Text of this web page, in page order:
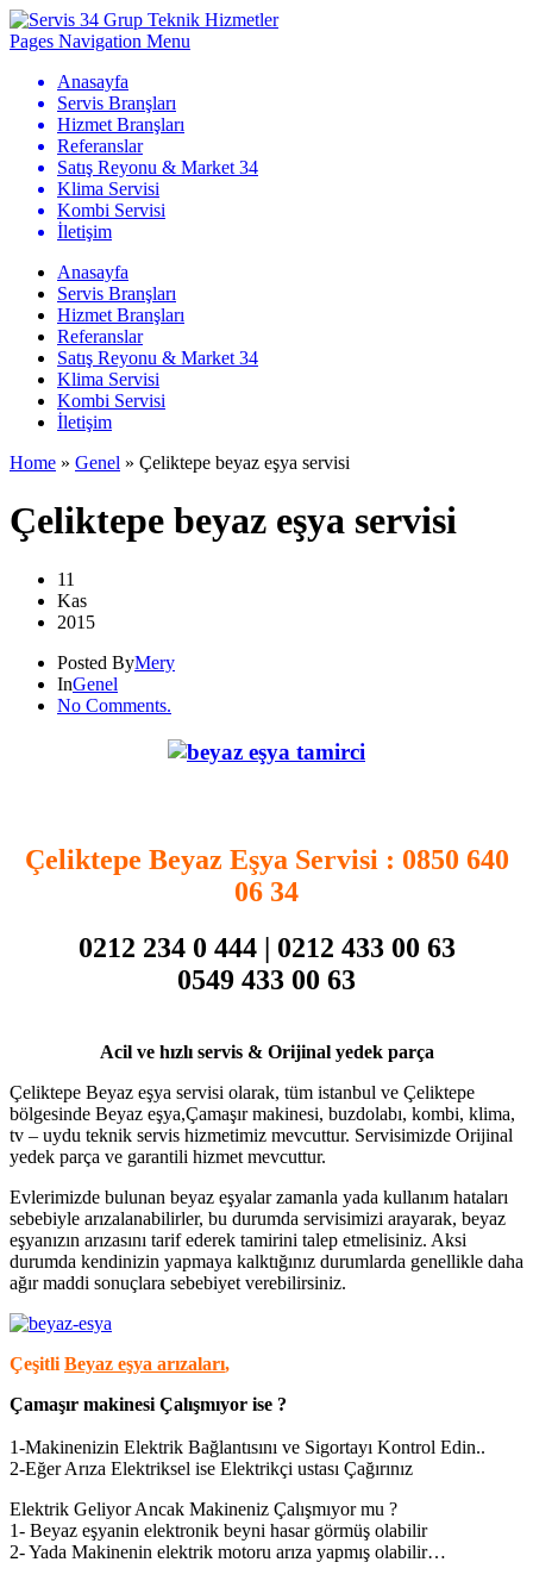
Pages Navigation Menu
Anasayfa
Servis Branşları
Hizmet Branşları
Referanslar
Satış Reyonu & Market 34
Klima Servisi
Kombi Servisi
İletişim
Anasayfa
Servis Branşları
Hizmet Branşları
Referanslar
Satış Reyonu & Market 34
Klima Servisi
Kombi Servisi
İletişim
Home » Genel » Çeliktepe beyaz eşya servisi
Çeliktepe beyaz eşya servisi
11
Kas
2015
Posted ByMery
InGenel
No Comments.
Çeliktepe Beyaz Eşya Servisi: 0850 640
06 34
0212 234 0 444 | 0212 433 00 63
0549 433 00 63
Acil ve hızlı servis & Orijinal yedek parça
Çeliktepe Beyaz eşya servisi olarak, tüm istanbul ve Çeliktepe
bölgesinde Beyaz eşya,Çamaşır makinesi, buzdolabı, kombi, klima,
tv – uydu teknik servis hizmetimiz mevcuttur. Servisimizde Orijinal
yedek parça ve garantili hizmet mevcuttur.
Evlerimizde bulunan beyaz eşyalar zamanla yada kullanım hataları
sebebiyle arızalanabilirler, bu durumda servisimizi arayarak, beyaz
eşyanızın arızasını tarif ederek tamirini talep etmelisiniz. Aksi
durumda kendinizin yapmaya kalktığınız durumlarda genellikle daha
ağır maddi sonuçlara sebebiyet verebilirsiniz.
Çeşitli Beyaz eşya arızaları,
Çamaşır makinesi Çalışmıyor ise ?
1-Makinenizin Elektrik Bağlantısını ve Sigortayı Kontrol Edin..
2-Eğer Arıza Elektriksel ise Elektrikçi ustası Çağırınız
Elektrik Geliyor Ancak Makineniz Çalışmıyor mu ?
1- Beyaz eşyanin elektronik beyni hasar görmüş olabilir
2- Yada Makinenin elektrik motoru arıza yapmış olabilir…